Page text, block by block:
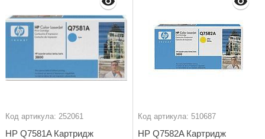
Код артикула: 252061
HP Q7581A Картридж
Код артикула: 510687
HP Q7582A Картридж